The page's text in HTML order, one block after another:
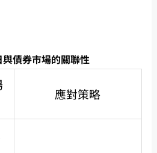
債券市場的關聯性
應對策略